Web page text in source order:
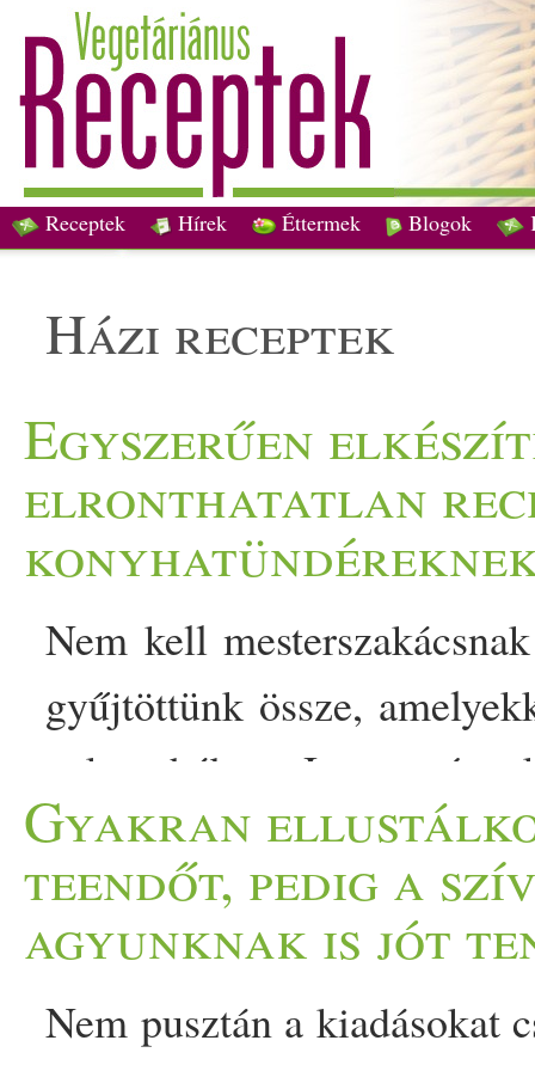
Receptek Hírek Éttermek Blogok
házi receptek
Egyszerűen
elronthatatlan
Nem kell
gyűjtöttünk össze,
a konyhában. Igen, még
magad, hogy elkezdesz
igazolják, hogy számos
az ételrendelés helyett
Sokak számára
Gyakran
teendőt, pedig a
agyunknak is jót
Nem pusztán a kiadásokat